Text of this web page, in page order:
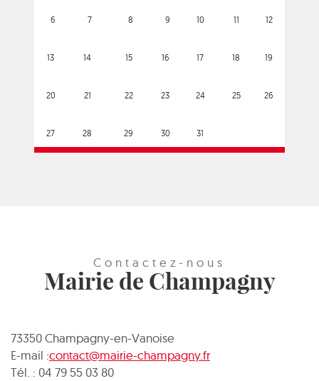
6 7 8 9 10 11 12
13 14 15 16 17 18 19
20 21 22 23 24 25 26
27 28 29 30 31
Contactez-nous
Mairie de Champagny
73350 Champagny-en-Vanoise
E-mail :contact@mairie-champagny.fr
Tél. : 04 79 55 03 80